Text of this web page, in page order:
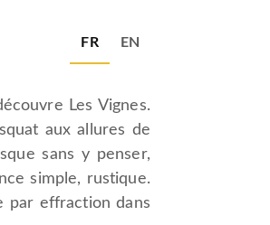
FR EN
Les Vignes.
aux allures de
sans y penser,
simple, rustique.
par effraction dans